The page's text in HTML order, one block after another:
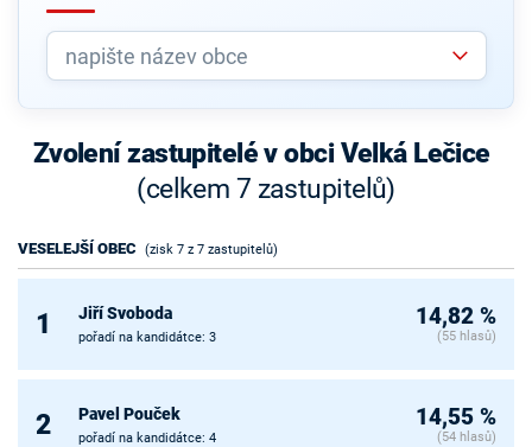
Zvolení zastupitelé v obci Velká Lečice
(celkem 7 zastupitelů)
VESELEJŠÍ OBEC (zisk 7 z 7 zastupitelů)
1 Jiří Svoboda
pořadí na kandidátce: 3
14,82 %
(55 hlasů)
2 Pavel Pouček
pořadí na kandidátce: 4
14,55 %
(54 hlasů)